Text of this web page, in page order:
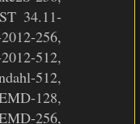
34.11-
256,
512,
512,
128,
256,